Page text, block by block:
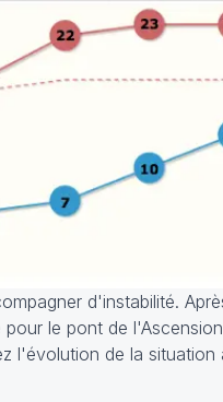
d'instabilité.
le pont de
l'évolution de la